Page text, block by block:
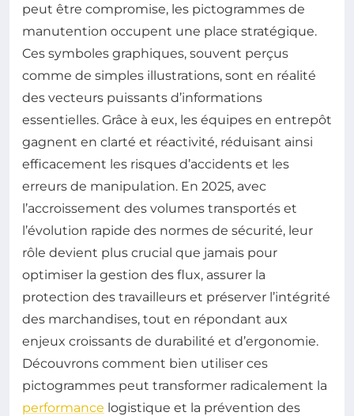
peut être compromise, les pictogrammes de
manutention occupent une place stratégique.
Ces symboles graphiques, souvent perçus
comme de simples illustrations, sont en réalité
des vecteurs puissants d’informations
essentielles. Grâce à eux, les équipes en entrepôt
gagnent en clarté et réactivité, réduisant ainsi
efficacement les risques d’accidents et les
erreurs de manipulation. En 2025, avec
l’accroissement des volumes transportés et
l’évolution rapide des normes de sécurité, leur
rôle devient plus crucial que jamais pour
optimiser la gestion des flux, assurer la
protection des travailleurs et préserver l’intégrité
des marchandises, tout en répondant aux
enjeux croissants de durabilité et d’ergonomie.
Découvrons comment bien utiliser ces
pictogrammes peut transformer radicalement la
performance logistique et la prévention des